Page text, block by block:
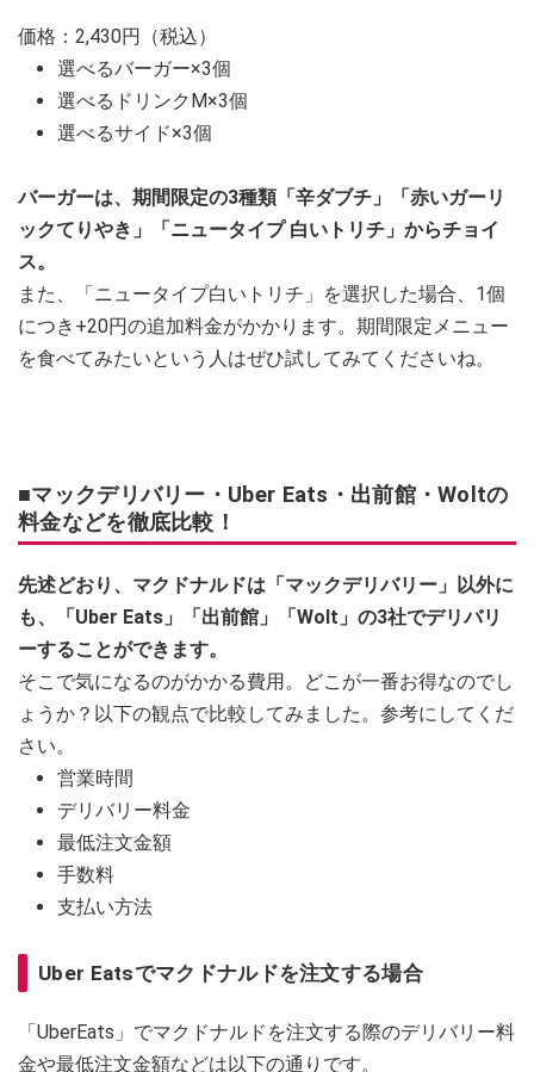
価格：2,430円（税込）
選べるバーガー×3個
選べるドリンクM×3個
選べるサイド×3個
バーガーは、期間限定の3種類「辛ダブチ」「赤いガーリ
ックてりやき」「ニュータイプ 白いトリチ」からチョイ
ス。
また、「ニュータイプ白いトリチ」を選択した場合、1個
につき+20円の追加料金がかかります。期間限定メニュー
を食べてみたいという人はぜひ試してみてくださいね。
■マックデリバリー・Uber Eats・出前館・Woltの
料金などを徹底比較！
先述どおり、マクドナルドは「マックデリバリー」以外に
も、「Uber Eats」「出前館」「Wolt」の3社でデリバリ
ーすることができます。
そこで気になるのがかかる費用。どこが一番お得なのでし
ょうか？以下の観点で比較してみました。参考にしてくだ
さい。
営業時間
デリバリー料金
最低注文金額
手数料
支払い方法
Uber Eatsでマクドナルドを注文する場合
「UberEats」でマクドナルドを注文する際のデリバリー料
金や最低注文金額などは以下の通りです。